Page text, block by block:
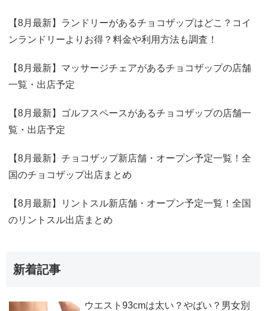
【8月最新】ランドリーがあるチョコザップはどこ？コイ
ンランドリーよりお得？料金や利用方法も調査！
【8月最新】マッサージチェアがあるチョコザップの店舗
一覧・出店予定
【8月最新】ゴルフスペースがあるチョコザップの店舗一
覧・出店予定
【8月最新】チョコザップ新店舗・オープン予定一覧！全
国のチョコザップ出店まとめ
【8月最新】リントスル新店舗・オープン予定一覧！全国
のリントスル出店まとめ
新着記事
ウエスト93cmは太い？やばい？男女別